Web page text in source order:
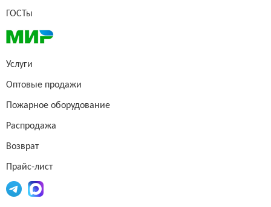
ГОСТы
Услуги
Оптовые продажи
Пожарное оборудование
Распродажа
Возврат
Прайс-лист